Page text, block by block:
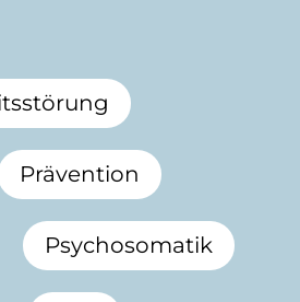
Prävention
Psychosomatik